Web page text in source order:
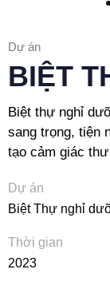
Dự án
BIỆT
Biệt thự nghỉ
sang trọng, tiện
tạo cảm giác
Dự án
Biệt Thự nghỉ
Thời gian
2023